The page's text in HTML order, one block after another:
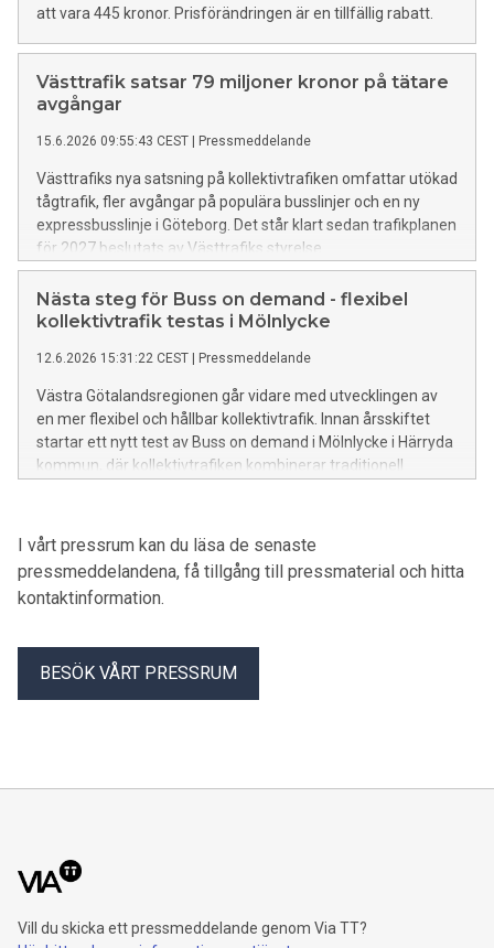
att vara 445 kronor. Prisförändringen är en tillfällig rabatt.
Västtrafik satsar 79 miljoner kronor på tätare
avgångar
15.6.2026 09:55:43 CEST | Pressmeddelande
Västtrafiks nya satsning på kollektivtrafiken omfattar utökad
tågtrafik, fler avgångar på populära busslinjer och en ny
expressbusslinje i Göteborg. Det står klart sedan trafikplanen
för 2027 beslutats av Västtrafiks styrelse.
Nästa steg för Buss on demand - flexibel
kollektivtrafik testas i Mölnlycke
12.6.2026 15:31:22 CEST | Pressmeddelande
Västra Götalandsregionen går vidare med utvecklingen av
en mer flexibel och hållbar kollektivtrafik. Innan årsskiftet
startar ett nytt test av Buss on demand i Mölnlycke i Härryda
kommun, där kollektivtrafiken kombinerar traditionell
I vårt pressrum kan du läsa de senaste
pressmeddelandena, få tillgång till pressmaterial och hitta
kontaktinformation.
BESÖK VÅRT PRESSRUM
Vill du skicka ett pressmeddelande genom Via TT?